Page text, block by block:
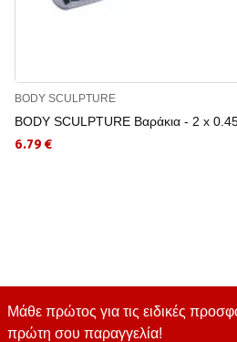
BODY SCULPTURE
BODY SCULPTURE Βαράκια - 2 x
6.79 €
Μάθε πρώτος για τις ειδικές
πρώτη σου παραγγελία!